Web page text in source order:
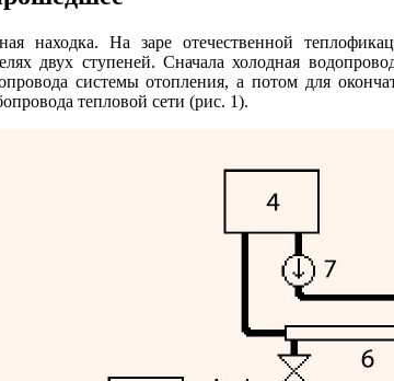
находка. На заре отечественной
двух ступеней. Сначала холодная
системы отопления, а потом для
тепловой сети (рис. 1).